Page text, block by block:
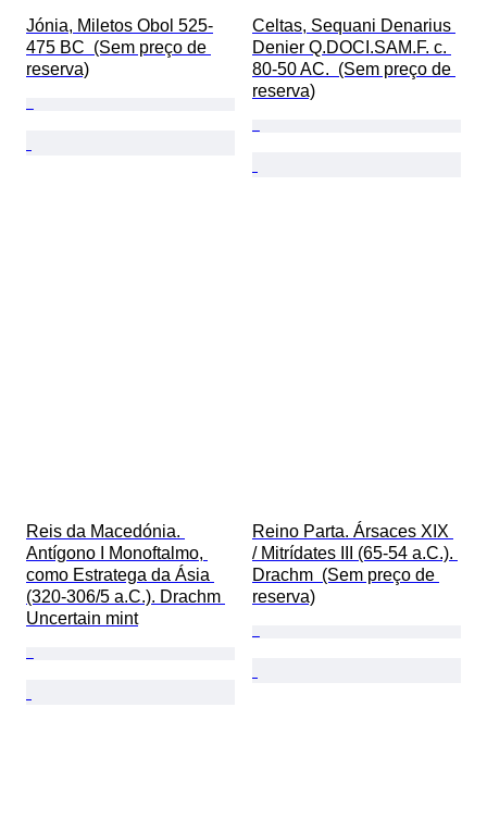
Jónia, Miletos Obol 525-
475 BC  (Sem preço de
reserva)
Celtas, Sequani Denarius
Denier Q.DOCI.SAM.F. c.
80-50 AC.  (Sem preço de
reserva)
Reis da Macedónia.
Antígono I Monoftalmo,
como Estratega da Ásia
(320-306/5 a.C.). Drachm
Uncertain mint
Reino Parta. Ársaces XIX
/ Mitrídates III (65-54 a.C.).
Drachm  (Sem preço de
reserva)